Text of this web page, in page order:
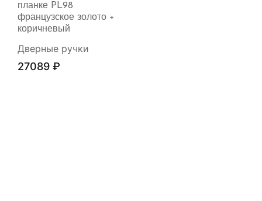
планке PL98
французское золото +
коричневый
Дверные ручки
27089 ₽